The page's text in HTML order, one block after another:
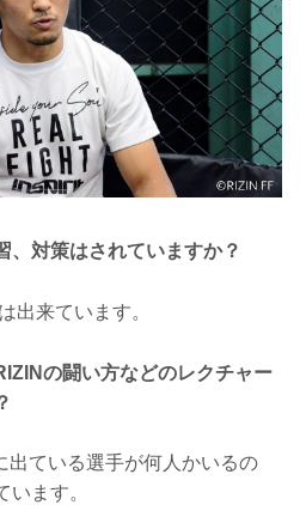
、対策はされていますか？
出来ています。
の闘い方などのレクチャー
出ている選手が何人かいるの
ます。